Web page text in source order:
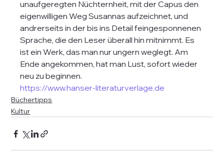
unaufgeregten Nüchternheit, mit der Capus den
eigenwilligen Weg Susannas aufzeichnet, und
andrerseits in der bis ins Detail feingesponnenen
Sprache, die den Leser überall hin mitnimmt. Es
ist ein Werk, das man nur ungern weglegt. Am
Ende angekommen, hat man Lust, sofort wieder
neu zu beginnen.
https://www.hanser-literaturverlage.de
Büchertipps
Kultur